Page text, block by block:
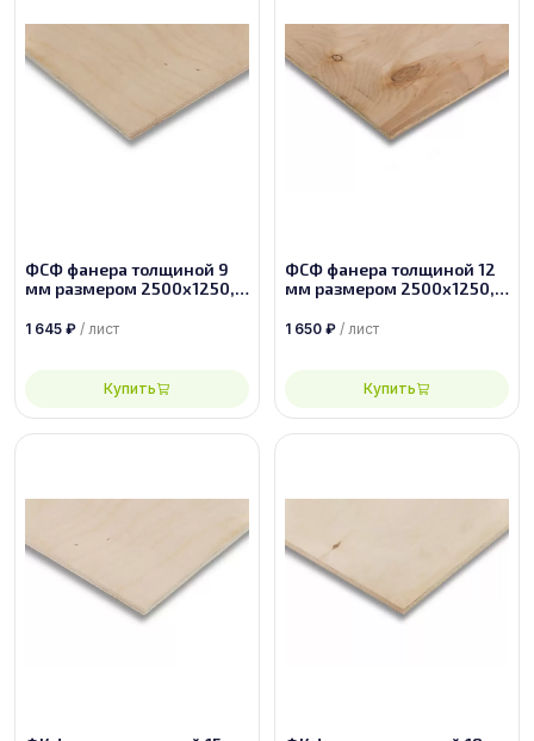
ФСФ фанера толщиной 9
мм размером 2500х1250,
1 645 ₽ / лист
Купить
ФСФ фанера толщиной 12
мм размером 2500х1250,
1 650 ₽ / лист
Купить